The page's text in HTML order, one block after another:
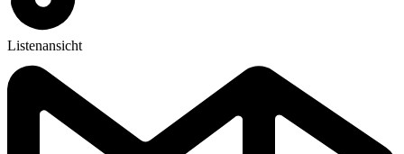
Listenansicht